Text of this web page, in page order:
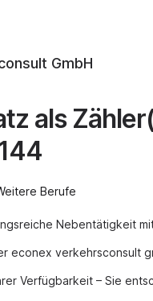
GmbH
als
Berufe
Nebentätigkeit
econex verkehrsconsult
Verfügbarkeit – Sie